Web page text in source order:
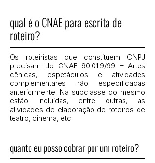
qual é o CNAE para escrita de
roteiro?
Os roteiristas que constituem CNPJ
precisam do CNAE 90.01.9/99 – Artes
cênicas, espetáculos e atividades
complementares não especificadas
anteriormente. Na subclasse do mesmo
estão incluídas, entre outras, as
atividades de elaboração de roteiros de
teatro, cinema, etc.
quanto eu posso cobrar por um roteiro?